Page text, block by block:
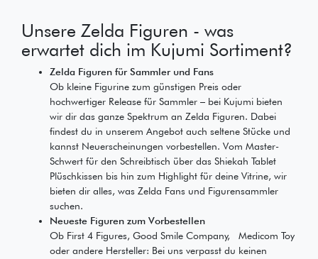
Unsere Zelda Figuren - was
erwartet dich im Kujumi Sortiment?
Zelda Figuren für Sammler und Fans
Ob kleine Figurine zum günstigen Preis oder
hochwertiger Release für Sammler – bei Kujumi bieten
wir dir das ganze Spektrum an Zelda Figuren. Dabei
findest du in unserem Angebot auch seltene Stücke und
kannst Neuerscheinungen vorbestellen. Vom Master-
Schwert für den Schreibtisch über das Shiekah Tablet
Plüschkissen bis hin zum Highlight für deine Vitrine, wir
bieten dir alles, was Zelda Fans und Figurensammler
suchen.
Neueste Figuren zum Vorbestellen
Ob First 4 Figures, Good Smile Company, Medicom Toy
oder andere Hersteller: Bei uns verpasst du keinen